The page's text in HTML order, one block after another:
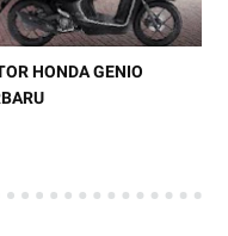
HONDA GENIO